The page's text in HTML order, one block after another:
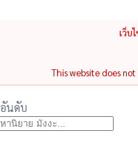
เว็บ
This website does
อันดับ